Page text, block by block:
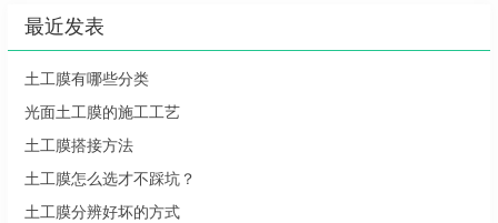
最近发表
土工膜有哪些分类
光面土工膜的施工工艺
土工膜搭接方法
土工膜怎么选才不踩坑？
土工膜分辨好坏的方式